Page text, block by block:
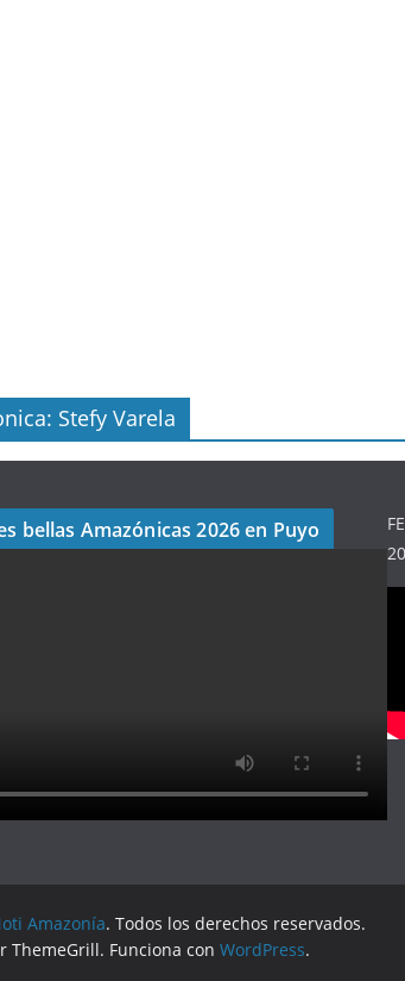
Stefy Varela
bellas Amazónicas 2026 en Puyo
Amazonía. Todos los derechos reservados.
ThemeGrill. Funciona con WordPress.